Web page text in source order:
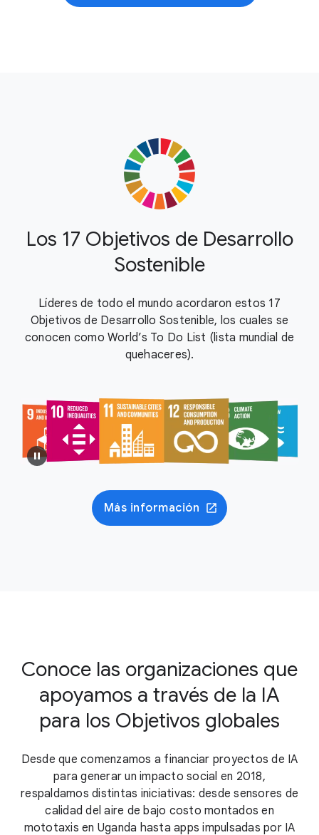
Los 17 Objetivos de Desarrollo
Sostenible
Líderes de todo el mundo acordaron estos 17
Objetivos de Desarrollo Sostenible, los cuales se
conocen como World’s To Do List (lista mundial de
quehaceres).
Más información
Conoce las organizaciones que
apoyamos a través de la IA
para los Objetivos globales
Desde que comenzamos a financiar proyectos de IA
para generar un impacto social en 2018,
respaldamos distintas iniciativas: desde sensores de
calidad del aire de bajo costo montados en
mototaxis en Uganda hasta apps impulsadas por IA